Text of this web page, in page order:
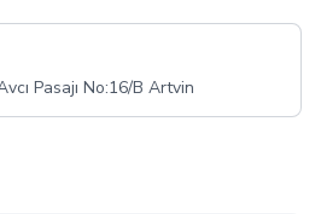
Pasajı No:16/B Artvin